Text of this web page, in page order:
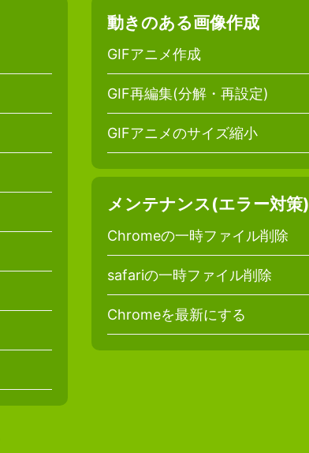
動きのある画像作成
GIFアニメ作成
GIF再編集(分解・再設定)
GIFアニメのサイズ縮小
メンテナンス(エラー対策)
Chromeの一時ファイル削除
safariの一時ファイル削除
Chromeを最新にする